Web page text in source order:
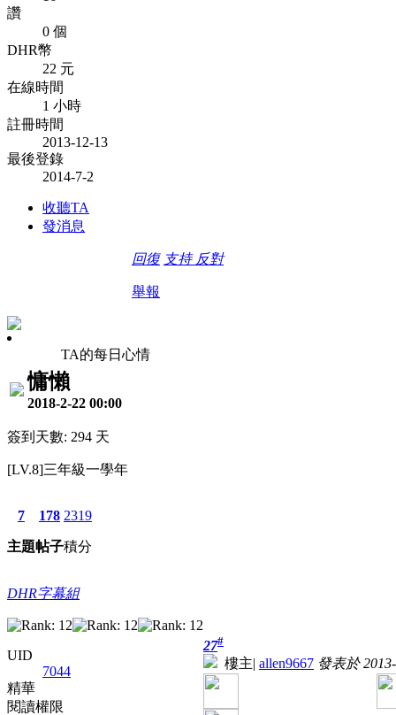
讚
0 個
DHR幣
22 元
在線時間
1 小時
註冊時間
2013-12-13
最後登錄
2014-7-2
收聽TA
發消息
回復 支持 反對
舉報
TA的每日心情
慵懶
2018-2-22 00:00
簽到天數: 294 天
[LV.8]三年級一學年
7
主題
178
帖子
2319
積分
DHR字幕組
UID
7044
精華
閱讀權限
27#
樓主| allen9667 發表於